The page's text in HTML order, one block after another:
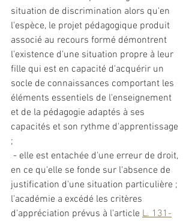
situation de discrimination alors qu'en
l'espèce, le projet pédagogique produit
associé au recours formé démontrent
l'existence d'une situation propre à leur
fille qui est en capacité d'acquérir un
socle de connaissances comportant les
éléments essentiels de l'enseignement
et de la pédagogie adaptés à ses
capacités et son rythme d'apprentissage
;
en ce qu'elle se fonde sur l'absence de
justification d'une situation particulière ;
l'académie a excédé les critères
d'appréciation prévus à l'article L. 131-